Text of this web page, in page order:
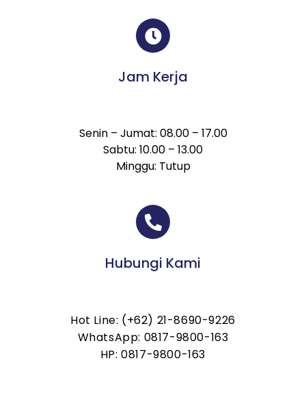
Jam Kerja
Senin – Jumat: 08.00 – 17.00
Sabtu: 10.00 – 13.00
Minggu: Tutup
Hubungi Kami
Hot Line: (+62) 21-8690-9226
WhatsApp: 0817-9800-163
HP: 0817-9800-163